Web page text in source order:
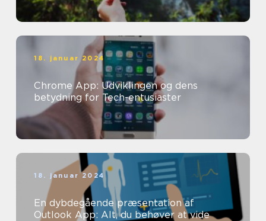
18. januar 2024
Chrome App: Udviklingen og dens
betydning for Tech-entusiaster
18. januar 2024
En dybdegående præsentation af
Outlook App: Alt, du behøver at vide